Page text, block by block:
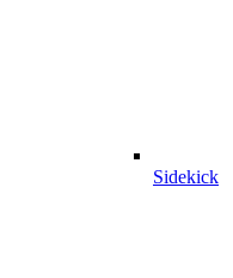
Sidekick